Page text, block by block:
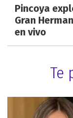
Pincoya
Gran
en vivo
Te